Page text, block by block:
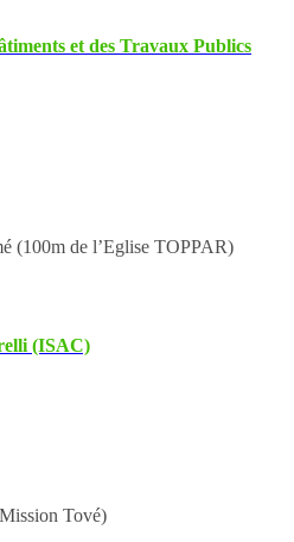
et des Travaux Publics
(100m de l’Eglise TOPPAR)
(ISAC)
Tové)